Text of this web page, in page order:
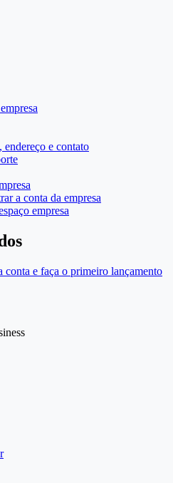
e contato
a conta da empresa
empresa
conta e faça o primeiro lançamento